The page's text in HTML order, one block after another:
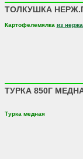
ТОЛКУШКА
Картофелемялка из
ТУРКА 850Г
Турка медная